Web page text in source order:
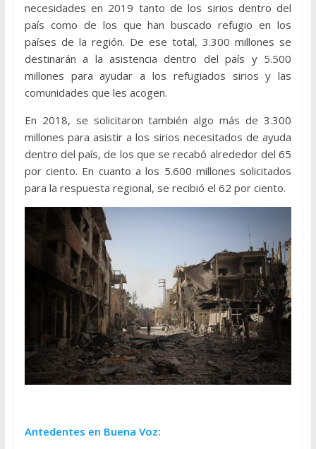
necesidades en 2019 tanto de los sirios dentro del
país como de los que han buscado refugio en los
países de la región. De ese total, 3.300 millones se
destinarán a la asistencia dentro del país y 5.500
millones para ayudar a los refugiados sirios y las
comunidades que les acogen.
En 2018, se solicitaron también algo más de 3.300
millones para asistir a los sirios necesitados de ayuda
dentro del país, de los que se recabó alrededor del 65
por ciento. En cuanto a los 5.600 millones solicitados
para la respuesta regional, se recibió el 62 por ciento.
Antedentes en Buena Voz: